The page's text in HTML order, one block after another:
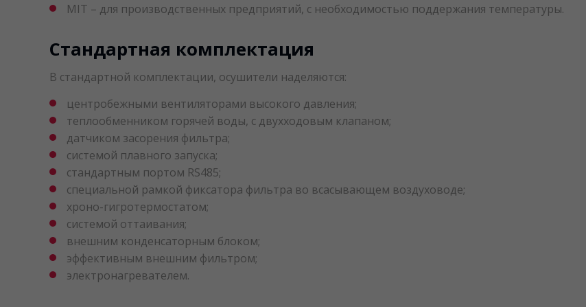
MIT – для производственных предприятий, с необходимостью поддержания температуры.
Стандартная комплектация
В стандартной комплектации, осушители наделяются:
центробежными вентиляторами высокого давления;
теплообменником горячей воды, с двухходовым клапаном;
датчиком засорения фильтра;
системой плавного запуска;
стандартным портом RS485;
специальной рамкой фиксатора фильтра во всасывающем воздуховоде;
хроно-гигротермостатом;
системой оттаивания;
внешним конденсаторным блоком;
эффективным внешним фильтром;
электронагревателем.